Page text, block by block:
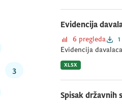
3
Evidencija
6 pregleda
Evidencija
XLSX
Spisak državnih